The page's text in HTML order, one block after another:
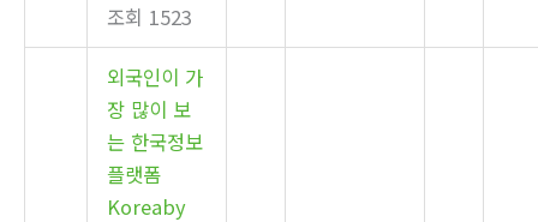
조회 1523
외국인이 가
장 많이 보
는 한국정보
플랫폼
Koreaby